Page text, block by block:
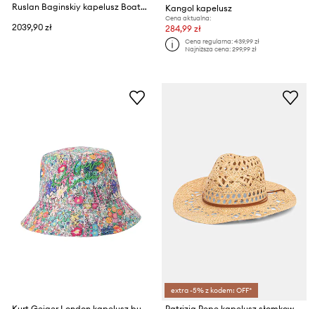
Ruslan Baginskiy kapelusz Boater Hat
2039,90 zł
Kangol kapelusz
Cena aktualna:
284,99 zł
Cena regularna:439,99 zł
Najniższa cena:299,99 zł
extra -5% z kodem: OFF*